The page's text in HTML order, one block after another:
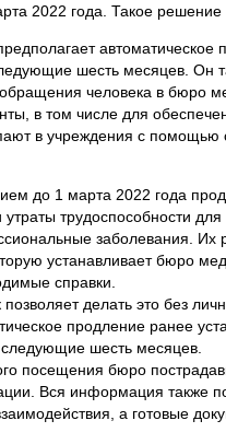
2022 года. Такое решение
автоматическое
шесть месяцев. Он
человека в бюро
в том числе для
в учреждения с помощью
до 1 марта 2022 года
трудоспособности
заболевания. Их
устанавливает бюро
справки.
делать это без
продление ранее
шесть месяцев.
посещения бюро
Вся информация также
а готовые